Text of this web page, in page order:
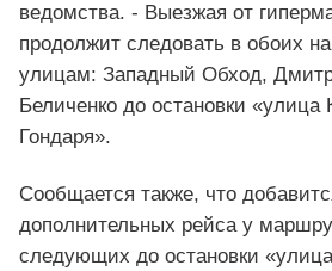
ведомства. - Выезжая от
продолжит следовать в обоих
улицам: Западный Обход,
Беличенко до остановки «улица
Гондаря».
Сообщается также, что
дополнительных рейса у
следующих до остановки